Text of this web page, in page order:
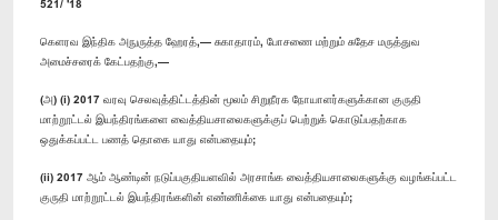
521/ '18
கெளரவ இந்திக அநுருத்த ஹேரத்,— சுகாதாரம், போசணை மற்றும் சுதேச மருத்துவ
அமைச்சரைக் கேட்பதற்கு,—
(அ) (i) 2017 வரவு செலவுத்திட்டத்தின் மூலம் சிறுநீரக நோயாளர்களுக்கான குருதி
மாற்றூட்டல் இயந்திரங்களை வைத்தியசாலைகளுக்குப் பெற்றுக் கொடுப்பதற்காக
ஒதுக்கப்பட்ட பணத் தொகை யாது என்பதையும்;
(ii) 2017 ஆம் ஆண்டின் நடுப்பகுதியளவில் அரசாங்க வைத்தியசாலைகளுக்கு வழங்கப்பட்ட
குருதி மாற்றூட்டல் இயந்திரங்களின் எண்ணிக்கை யாது என்பதையும்;